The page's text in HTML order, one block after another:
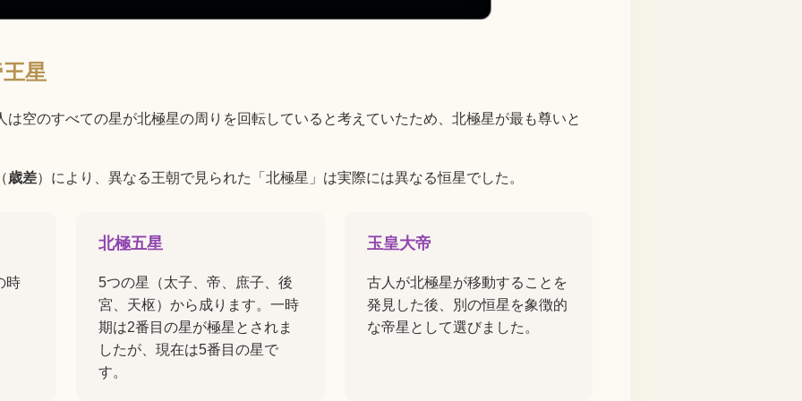
星
は空のすべての星が北極星の周りを回転していると考えていたため、北極星が最も尊いと
歳差）により、異なる王朝で見られた「北極星」は実際には異なる恒星でした。
時
北極五星
5つの星（太子、帝、庶子、後
宮、天枢）から成ります。一時
期は2番目の星が極星とされま
したが、現在は5番目の星で
す。
玉皇大帝
古人が北極星が移動することを
発見した後、別の恒星を象徴的
な帝星として選びました。